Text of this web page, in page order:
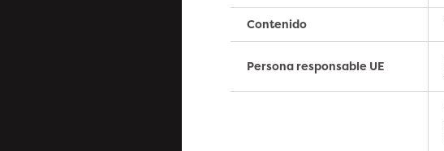
Contenido
Persona responsable UE